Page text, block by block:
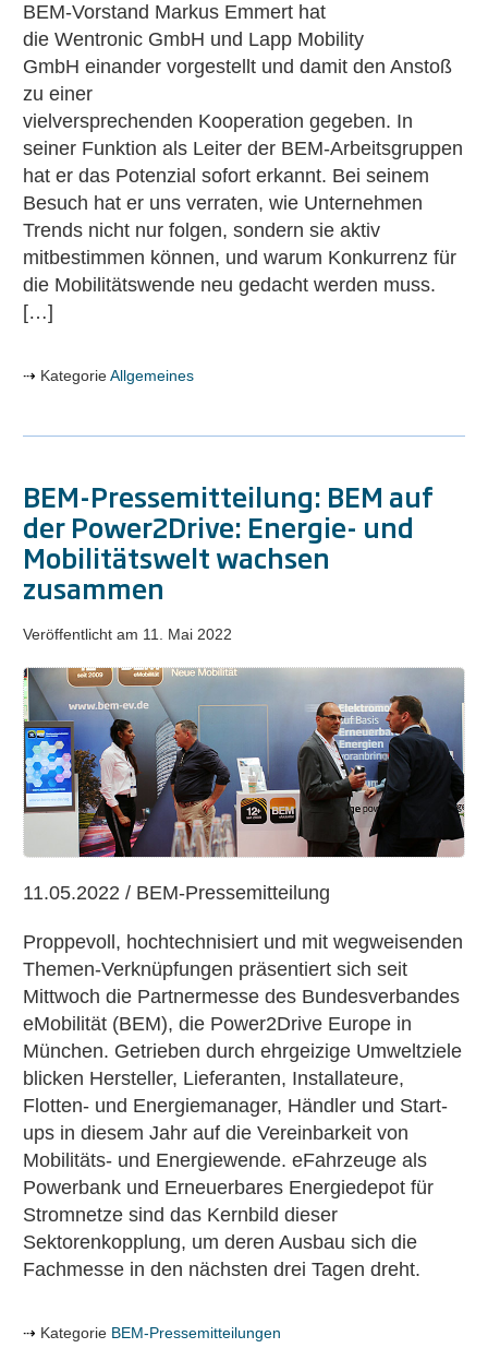
Emmert
zur
eMobilität
in
Deutschland
BEM-Vorstand Markus Emmert hat
die Wentronic GmbH und Lapp Mobility
GmbH einander vorgestellt und damit den Anstoß
zu einer
vielversprechenden Kooperation gegeben. In
seiner Funktion als Leiter der BEM-Arbeitsgruppen
hat er das Potenzial sofort erkannt. Bei seinem
Besuch hat er uns verraten, wie Unternehmen
Trends nicht nur folgen, sondern sie aktiv
mitbestimmen können, und warum Konkurrenz für
die Mobilitätswende neu gedacht werden muss.
[…]
KategorieAllgemeines
BEM-Pressemitteilung: BEM auf
der Power2Drive: Energie- und
Mobilitätswelt wachsen
zusammen
Veröffentlicht am 11. Mai 2022
BEM-
Pressemitteilung:
BEM
auf
der
Power2Drive:
Energie-
Mobilitätswelt
zusammen
11.05.2022 / BEM-Pressemitteilung
Proppevoll, hochtechnisiert und mit wegweisenden
Themen-Verknüpfungen präsentiert sich seit
Mittwoch die Partnermesse des Bundesverbandes
eMobilität (BEM), die Power2Drive Europe in
München. Getrieben durch ehrgeizige Umweltziele
blicken Hersteller, Lieferanten, Installateure,
Flotten- und Energiemanager, Händler und Start-
ups in diesem Jahr auf die Vereinbarkeit von
Mobilitäts- und Energiewende. eFahrzeuge als
Powerbank und Erneuerbares Energiedepot für
Stromnetze sind das Kernbild dieser
Sektorenkopplung, um deren Ausbau sich die
Fachmesse in den nächsten drei Tagen dreht.
Kategorie BEM-Pressemitteilungen